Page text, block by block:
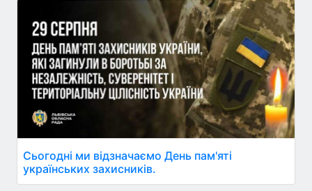
Сьогодні ми відзначаємо День пам'яті
українських захисників.